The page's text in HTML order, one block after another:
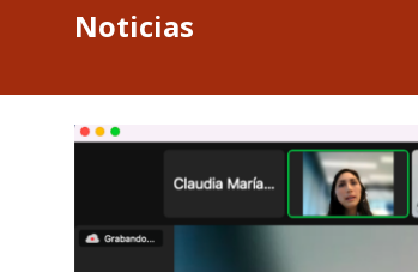
Noticias